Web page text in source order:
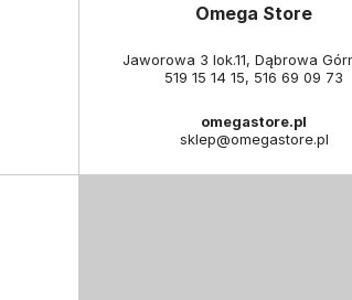
Omega Store
Jaworowa 3 lok.11, Dąbrowa
519 15 14 15, 516 69 09 73
omegastore.pl
sklep@omegastore.pl